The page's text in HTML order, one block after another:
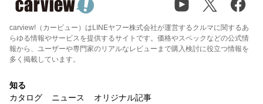
carview!（カービュー）はLINEヤフー株式会社が運営するクルマに関するあ
らゆる情報やサービスを提供するサイトです。価格やスペックなどの公式情
報から、ユーザーや専門家のリアルなレビューまで購入検討に役立つ情報を
多く掲載しています。
知る
カタログ
ニュース オリジナル記事